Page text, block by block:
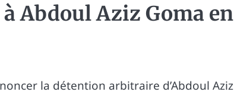
Abdoul Aziz Goma en
la détention arbitraire d’Abdoul Aziz